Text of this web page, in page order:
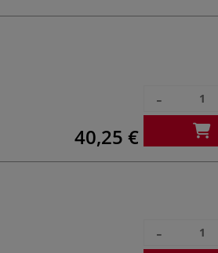
40,25 €
-
-